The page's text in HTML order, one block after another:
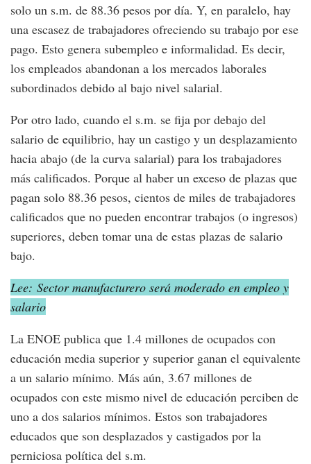
solo un s.m. de 88.36 pesos por día. Y, en paralelo, hay
una escasez de trabajadores ofreciendo su trabajo por ese
pago. Esto genera subempleo e informalidad. Es decir,
los empleados abandonan a los mercados laborales
subordinados debido al bajo nivel salarial.
Por otro lado, cuando el s.m. se fija por debajo del
salario de equilibrio, hay un castigo y un desplazamiento
hacia abajo (de la curva salarial) para los trabajadores
más calificados. Porque al haber un exceso de plazas que
pagan solo 88.36 pesos, cientos de miles de trabajadores
calificados que no pueden encontrar trabajos (o ingresos)
superiores, deben tomar una de estas plazas de salario
bajo.
Lee: Sector manufacturero será moderado en empleo y
salario
La ENOE publica que 1.4 millones de ocupados con
educación media superior y superior ganan el equivalente
a un salario mínimo. Más aún, 3.67 millones de
ocupados con este mismo nivel de educación perciben de
uno a dos salarios mínimos. Estos son trabajadores
educados que son desplazados y castigados por la
perniciosa política del s.m.